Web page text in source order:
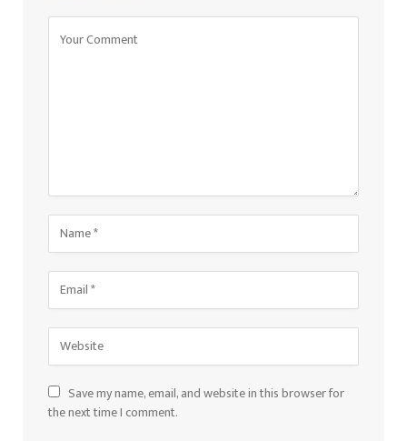
Save my name, email, and website in this browser for
the next time I comment.